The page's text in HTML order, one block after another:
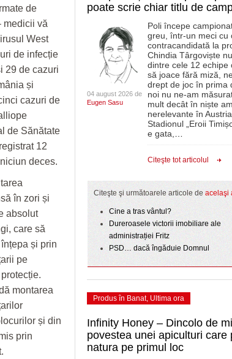
de
medicii vă
West
de infecție
29 de cazuri
și
cazuri de
de Sănătate
12
deces.
în zori și
absolut
care să
și prin
pe
montarea
și din
prin
poate scrie chiar titlu de
04 august 2026 de
Eugen Sasu
Poli începe
greu, într-un meci cu
contracandidată la
Chindia Târgoviște
dintre cele 12 echipe
să joace fără miză,
drept de joc în prima
noi nu ne-am
mult decât în niște
nerelevante în Austria.
Stadionul „Eroii
e gata,
Citeşte tot articolul
Citeşte şi următoarele articole de acelaşi
Cine a tras vântul?
Dureroasele victorii imobiliare ale
administrației Fritz
PSD… dacă îngăduie Domnul
Produs în Banat, Ultima ora
Infinity Honey – Dincolo de
povestea unei apiculturi care
natura pe primul loc